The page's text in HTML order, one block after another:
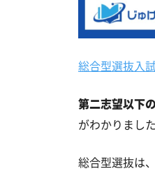
総合型選抜入
第二志望以下
がわかりました
総合型選抜は